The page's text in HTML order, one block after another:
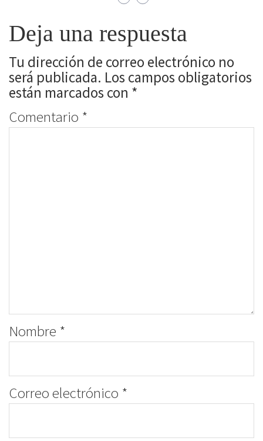
Deja una respuesta
Tu dirección de correo electrónico no
será publicada. Los campos obligatorios
están marcados con *
Comentario *
Nombre *
Correo electrónico *